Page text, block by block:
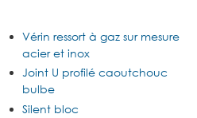
Vérin ressort à gaz sur mesure
acier et inox
Joint U profilé caoutchouc
bulbe
Silent bloc